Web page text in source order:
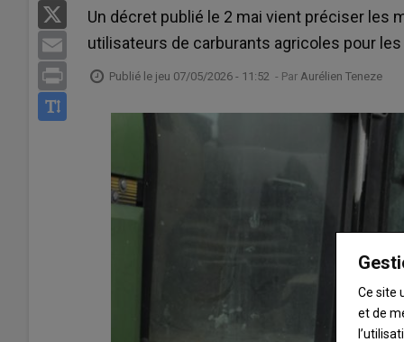
Email
Print
Un décret publié le 2 mai vient préciser les
utilisateurs de carburants agricoles pour
Publié le jeu 07/05/2026 - 11:52 - Par Aurélien Teneze
Ce site
et de